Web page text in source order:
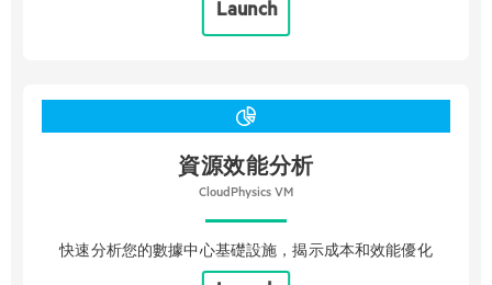
Launch
資源效能分析
CloudPhysics VM
快速分析您的數據中心基礎設施，揭示成本和效能優化